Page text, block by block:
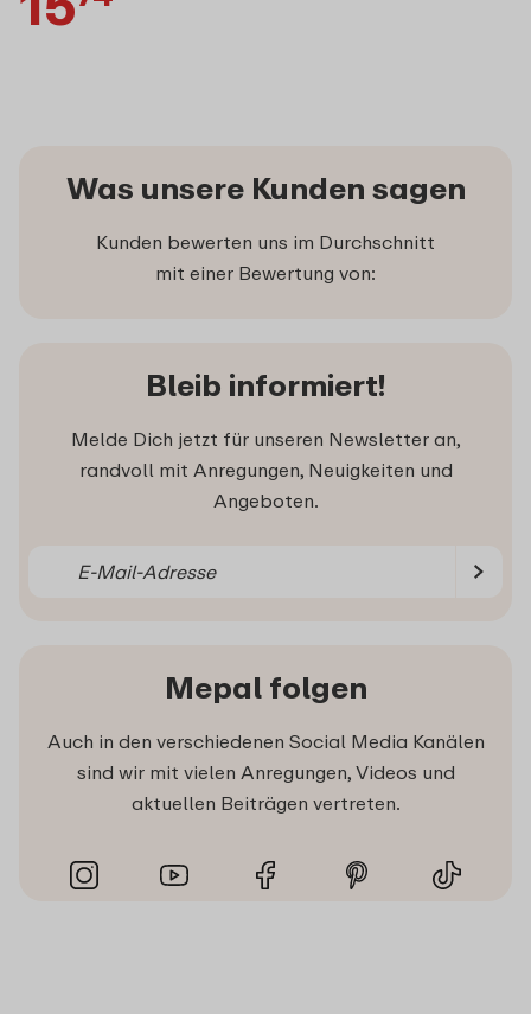
Was unsere Kunden sagen
Kunden bewerten uns im Durchschnitt
mit einer Bewertung von:
Bleib informiert!
Melde Dich jetzt für unseren Newsletter an,
randvoll mit Anregungen, Neuigkeiten und
Angeboten.
Mepal folgen
Auch in den verschiedenen Social Media Kanälen
sind wir mit vielen Anregungen, Videos und
aktuellen Beiträgen vertreten.